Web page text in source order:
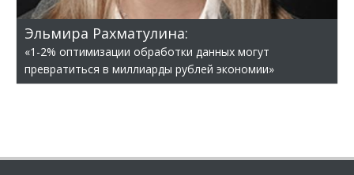
Эльмира Рахматулина:
«1-2% оптимизации обработки данных могут
превратиться в миллиарды рублей экономии»